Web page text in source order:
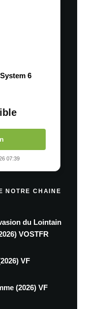
6
07:39
NOTRE CHAINE
du Lointain
VOSTFR
VF
(2026) VF